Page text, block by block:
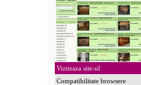
Viziteaza site-ul
Compatibilitate browsere